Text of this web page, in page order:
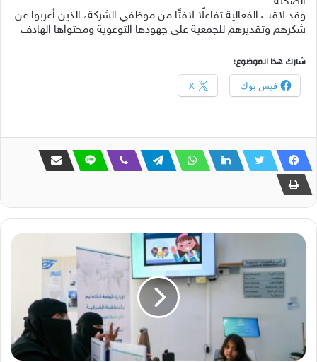
وقد لاقت الفعالية تفاعلًا لافتًا من موظفي الشركة، الذين أعربوا عن
شكرهم وتقديرهم للجمعية على جهودها التوعوية ومحتواها الهادف
شارك هذا الموضوع:
فيس بوك X